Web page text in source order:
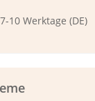
10 Werktage (DE)